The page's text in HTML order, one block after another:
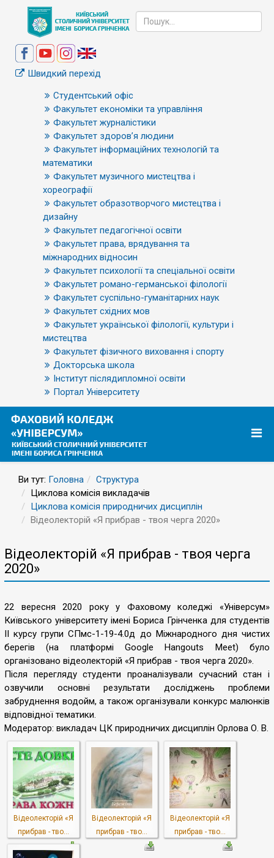
Швидкий перехід
Студентський офіс
Факультет економіки та управління
Факультет журналістики
Факультет здоров’я людини
Факультет інформаційних технологій та
математики
Факультет музичного мистецтва і
хореографії
Факультет образотворчого мистецтва і
дизайну
Факультет педагогічної освіти
Факультет права, врядування та
міжнародних відносин
Факультет психології та спеціальної освіти
Факультет романо-германської філології
Факультет суспільно-гуманітарних наук
Факультет східних мов
Факультет української філології, культури і
мистецтва
Факультет фізичного виховання і спорту
Докторська школа
Інститут післядипломної освіти
Портал Університету
Ви тут: Головна
Структура
Циклова комісія викладачів
Циклова комісія природничих дисциплін
Відеолекторій «Я прибрав - твоя черга 2020»
Відеолекторій «Я прибрав - твоя черга
2020»
22 вересня 2020 року у Фаховому коледжі «Універсум»
Київського університету імені Бориса Грінченка для студентів
ІІ курсу групи СПмс-1-19-4.0д до Міжнародного дня чистих
берегів (на платформі Google Hangouts Meet) було
організовано відеолекторій «Я прибрав - твоя черга 2020».
Після перегляду студенти проаналізували сучасний стан і
озвучили основні результати досліджень проблеми
забруднення водойм, а також організували конкурс малюнків
відповідної тематики.
Модератор: викладач ЦК природничих дисциплін Орлова О. В.
Відеолекторій «Я
прибрав - тво...
Відеолекторій «Я
прибрав - тво...
Відеолекторій «Я
прибрав - тво...